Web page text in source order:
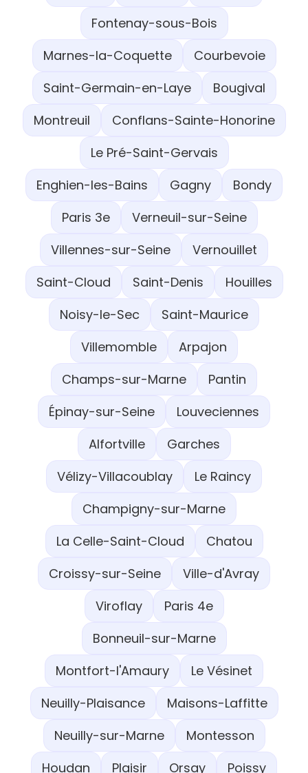
Fontenay-sous-Bois
Marnes-la-Coquette
Courbevoie
Saint-Germain-en-Laye
Bougival
Montreuil
Conflans-Sainte-Honorine
Le Pré-Saint-Gervais
Enghien-les-Bains
Gagny
Bondy
Paris 3e
Verneuil-sur-Seine
Villennes-sur-Seine
Vernouillet
Saint-Cloud
Saint-Denis
Houilles
Noisy-le-Sec
Saint-Maurice
Villemomble
Arpajon
Champs-sur-Marne
Pantin
Épinay-sur-Seine
Louveciennes
Alfortville
Garches
Vélizy-Villacoublay
Le Raincy
Champigny-sur-Marne
La Celle-Saint-Cloud
Chatou
Croissy-sur-Seine
Ville-d'Avray
Viroflay
Paris 4e
Bonneuil-sur-Marne
Montfort-l'Amaury
Le Vésinet
Neuilly-Plaisance
Maisons-Laffitte
Neuilly-sur-Marne
Montesson
Houdan
Plaisir Orsay Poissy